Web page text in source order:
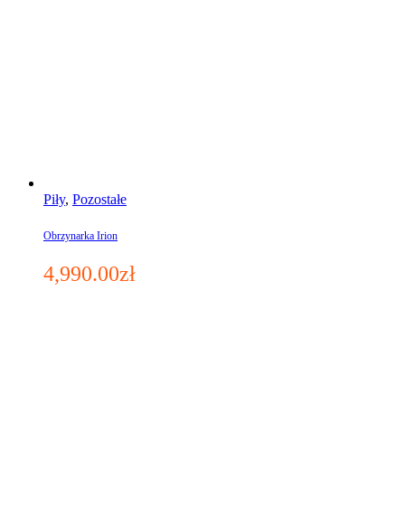
Piły, Pozostałe
Obrzynarka Irion
4,990.00zł